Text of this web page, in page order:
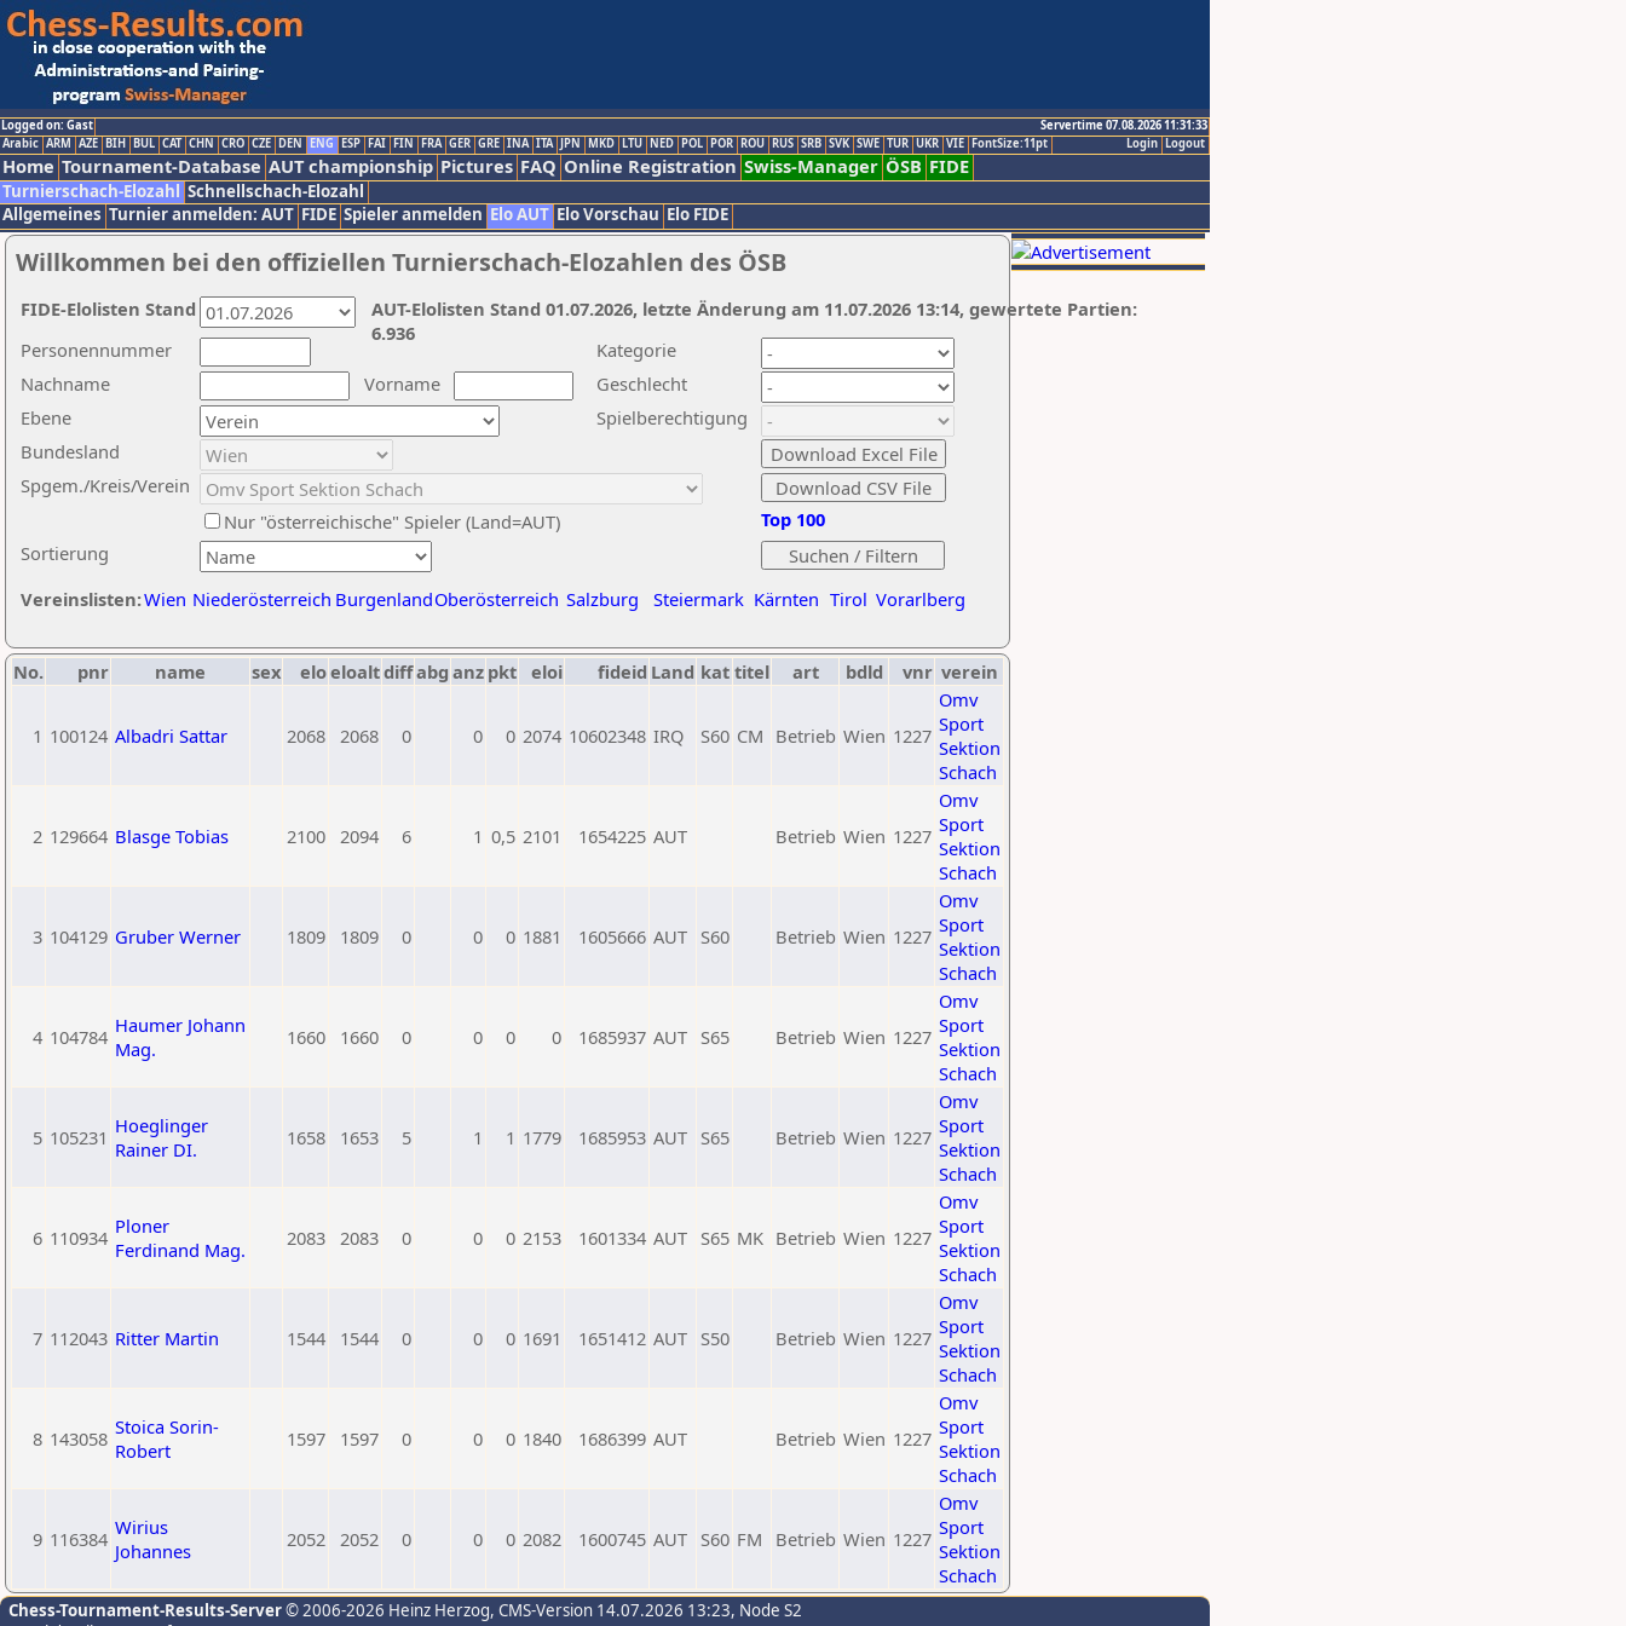
Logged on: Gast
Servertime 07.08.2026 11:31:33
Logout
Login
Arabic ARM AZE BIH BUL CAT CHN CRO CZE DEN ENG ESP FAI FIN FRA GER GRE INA ITA JPN MKD LTU NED POL POR ROU RUS SRB SVK SWE TUR UKR VIE FontSize:11pt
Home Tournament-Database AUT championship Pictures FAQ Online Registration Swiss-Manager ÖSB FIDE
Turnierschach-Elozahl Schnellschach-Elozahl
Allgemeines Turnier anmelden: AUT FIDE Spieler anmelden Elo AUT Elo Vorschau Elo FIDE
Willkommen bei den offiziellen Turnierschach-Elozahlen des ÖSB
Nachname
Vorname
Ebene
Kategorie
Sortierung
Personennummer
Bundesland
Spgem./Kreis/Verein
Geschlecht
Nur "österreichische" Spieler (Land=AUT)
Spielberechtigung
Vereinslisten:Wien Niederösterreich BurgenlandOberösterreich Salzburg Steiermark Kärnten Tirol Vorarlberg
Top 100
AUT-Elolisten Stand 01.07.2026, letzte Änderung am 11.07.2026 13:14, gewertete Partien:
6.936
FIDE-Elolisten Stand
No. pnr name sex eloeloaltdiffabg anz pkt eloi fideid Land kat titel art bdld vnr verein
1 100124 Albadri Sattar 2068 2068 0 0 0 2074 10602348 IRQ S60 CM Betrieb Wien 1227
Omv
Sport
Sektion
Schach
2 129664 Blasge Tobias 2100 2094 6 1 0,5 2101 1654225 AUT Betrieb Wien 1227
Omv
Sport
Sektion
Schach
3 104129 Gruber Werner 1809 1809 0 0 0 1881 1605666 AUT S60 Betrieb Wien 1227
Omv
Sport
Sektion
Schach
4 104784 Haumer Johann
Mag.
1660 1660 0 0 0 0 1685937 AUT S65 Betrieb Wien 1227
Omv
Sport
Sektion
Schach
5 105231 Hoeglinger
Rainer DI.
1658 1653 5 1 1 1779 1685953 AUT S65 Betrieb Wien 1227
Omv
Sport
Sektion
Schach
6 110934 Ploner
Ferdinand Mag.
2083 2083 0 0 0 2153 1601334 AUT S65 MK Betrieb Wien 1227
Omv
Sport
Sektion
Schach
7 112043 Ritter Martin 1544 1544 0 0 0 1691 1651412 AUT S50 Betrieb Wien 1227
Omv
Sport
Sektion
Schach
8 143058 Stoica Sorin-
Robert
1597 1597 0 0 0 1840 1686399 AUT Betrieb Wien 1227
Omv
Sport
Sektion
Schach
9 116384 Wirius
Johannes
2052 2052 0 0 0 2082 1600745 AUT S60 FM Betrieb Wien 1227
Omv
Sport
Sektion
Schach
Chess-Tournament-Results-Server© 2006-2026 Heinz Herzog, CMS-Version 14.07.2026 13:23, Node S2